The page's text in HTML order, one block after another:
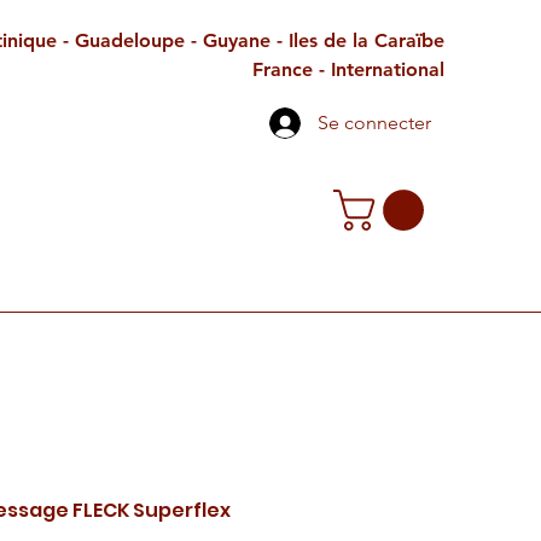
- Guadeloupe - Guyane - Iles de la Caraïbe
France - International
Se connecter
FLECK Superflex